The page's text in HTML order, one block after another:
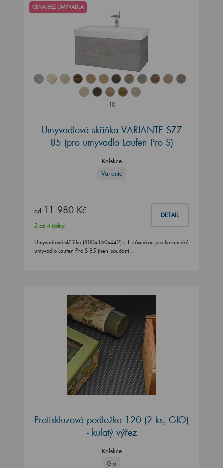
+10
CENA BEZ UMYVADLA
Umyvadlová skříňka VARIANTE SZZ
85 (pro umyvadlo Laufen Pro S)
Kolekce
Variante
od 11 980 Kč DETAIL
2 až 4 týdny
Umyvadlová skříňka (800x350x442) s 1 zásuvkou pro keramické
umyvadlo Laufen Pro S 85 (není součástí…
Protiskluzová podložka 120 (2 ks, GIO)
- kulatý výřez
Kolekce
Gio